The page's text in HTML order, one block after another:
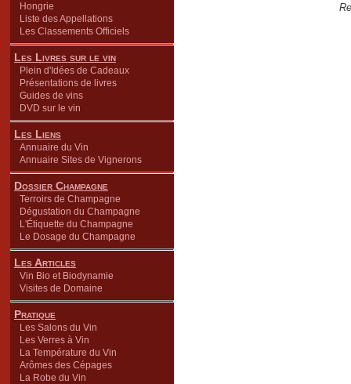
Hongrie
Liste des Appellations
Les Classements Officiels
Les Livres sur le vin
Plein d'Idées de Cadeaux
Présentations de livres
Guides de vins
DVD sur le vin
Les Liens
Annuaire du Vin
Annuaire Sites de Vignerons
Dossier Champagne
Terroirs de Champagne
Dégustation du Champagne
L'Étiquette du Champagne
Le Dosage du Champagne
Les Articles
Vin Bio et Biodynamie
Visites de Domaine
Pratique
Les Salons du Vin
Les Verres à Vin
La Température du Vin
Arômes des Cépages
La Robe du Vin